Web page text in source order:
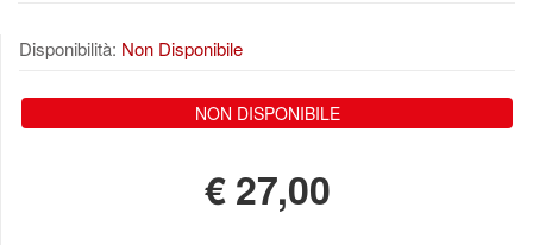
Disponibilità: Non Disponibile
NON DISPONIBILE
€27,00